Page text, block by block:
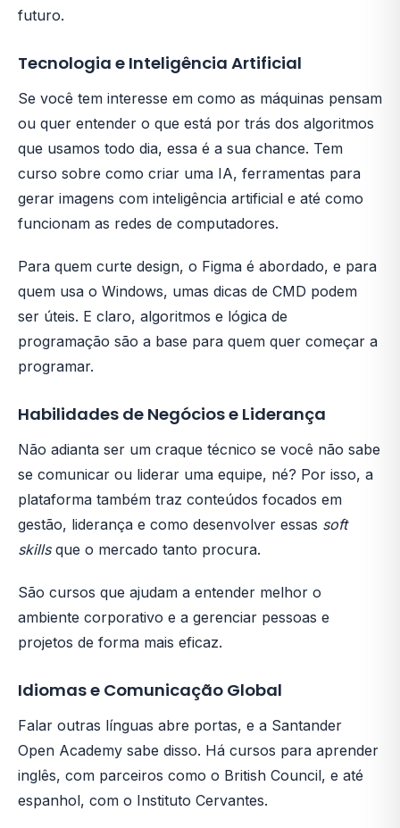
futuro.
Tecnologia e Inteligência Artificial
Se você tem interesse em como as máquinas pensam
ou quer entender o que está por trás dos algoritmos
que usamos todo dia, essa é a sua chance. Tem
curso sobre como criar uma IA, ferramentas para
gerar imagens com inteligência artificial e até como
funcionam as redes de computadores.
Para quem curte design, o Figma é abordado, e para
quem usa o Windows, umas dicas de CMD podem
ser úteis. E claro, algoritmos e lógica de
programação são a base para quem quer começar a
programar.
Habilidades de Negócios e Liderança
Não adianta ser um craque técnico se você não sabe
se comunicar ou liderar uma equipe, né? Por isso, a
plataforma também traz conteúdos focados em
gestão, liderança e como desenvolver essas soft
skillsque o mercado tanto procura.
São cursos que ajudam a entender melhor o
ambiente corporativo e a gerenciar pessoas e
projetos de forma mais eficaz.
Idiomas e Comunicação Global
Falar outras línguas abre portas, e a Santander
Open Academy sabe disso. Há cursos para aprender
inglês, com parceiros como o British Council, e até
espanhol, com o Instituto Cervantes.